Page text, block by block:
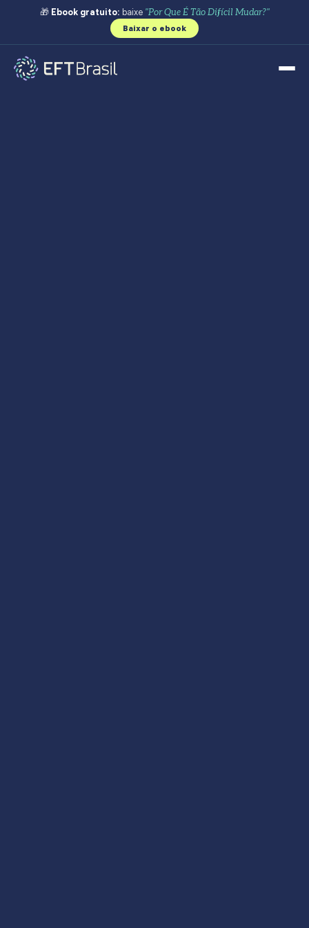
🎁 Ebook gratuito: baixe "Por Que É Tão Difícil Mudar?"
Baixar o ebook